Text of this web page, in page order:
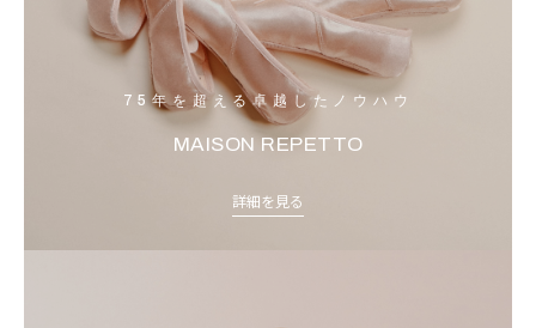
75年を超える卓越したノウハウ
MAISON REPETTO
詳細を見る